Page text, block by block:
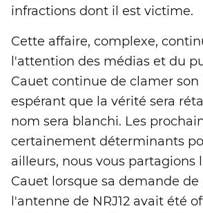
infractions dont il est victime.
Cette affaire, complexe,
l'attention des médias et du
Cauet continue de clamer son
espérant que la vérité sera
nom sera blanchi. Les
certainement déterminants
ailleurs, nous vous partagions
Cauet lorsque sa demande de
l'antenne de NRJ12 avait été